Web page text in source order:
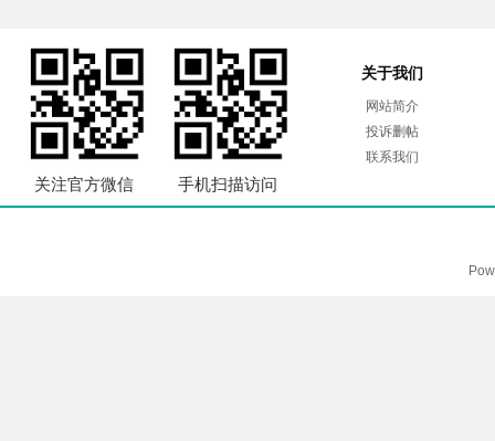
关注官方微信 手机扫描访问
关于我们
网站简介
投诉删帖
联系我们